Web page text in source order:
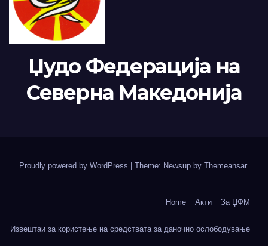
Џудо Федерација на
Северна Македонија
Proudly powered by WordPress | Theme: Newsup by Themeansar.
Home Акти За ЏФМ
Извештаи за користење на средствата за даночно ослободување